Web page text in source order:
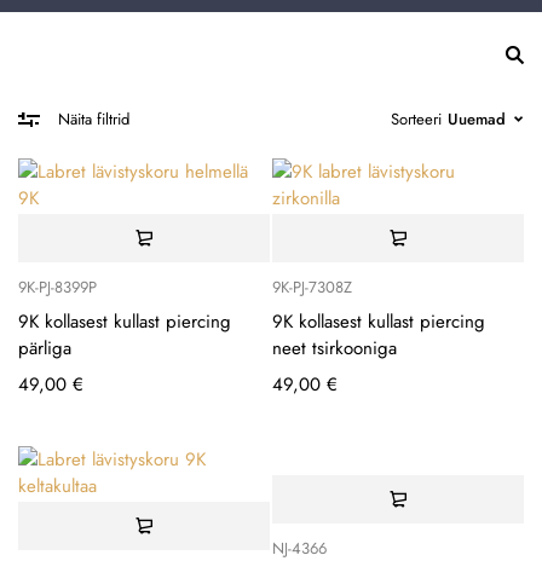
Näita filtrid Sorteeri Uuemad
9K-PJ-8399P
9K kollasest kullast piercing
pärliga
49,00 €
9K-PJ-7308Z
9K kollasest kullast piercing
neet tsirkooniga
49,00 €
NJ-4366